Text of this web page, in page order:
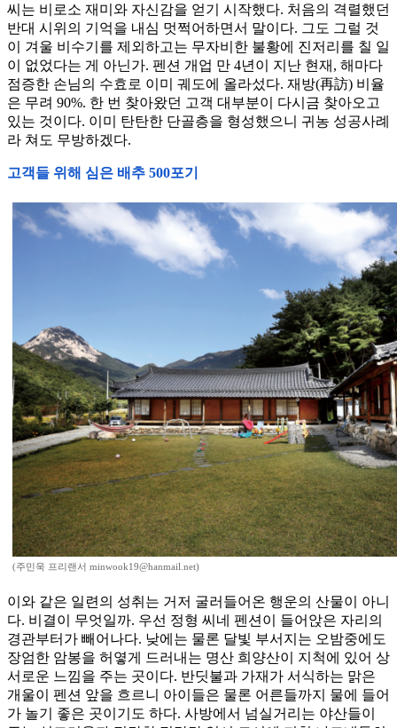
씨는 비로소 재미와 자신감을 얻기 시작했다. 처음의 격렬했던
반대 시위의 기억을 내심 멋쩍어하면서 말이다. 그도 그럴 것
이 겨울 비수기를 제외하고는 무자비한 불황에 진저리를 칠 일
이 없었다는 게 아닌가. 펜션 개업 만 4년이 지난 현재, 해마다
점증한 손님의 수효로 이미 궤도에 올라섰다. 재방(再訪) 비율
은 무려 90%. 한 번 찾아왔던 고객 대부분이 다시금 찾아오고
있는 것이다. 이미 탄탄한 단골층을 형성했으니 귀농 성공사례
라 쳐도 무방하겠다.
고객들 위해 심은 배추 500포기
(주민욱 프리랜서 minwook19@hanmail.net)
이와 같은 일련의 성취는 거저 굴러들어온 행운의 산물이 아니
다. 비결이 무엇일까. 우선 정형 씨네 펜션이 들어앉은 자리의
경관부터가 빼어나다. 낮에는 물론 달빛 부서지는 오밤중에도
장엄한 암봉을 허옇게 드러내는 명산 희양산이 지척에 있어 상
서로운 느낌을 주는 곳이다. 반딧불과 가재가 서식하는 맑은
개울이 펜션 앞을 흐르니 아이들은 물론 어른들까지 물에 들어
가 놀기 좋은 곳이기도 하다. 사방에서 넘실거리는 야산들이